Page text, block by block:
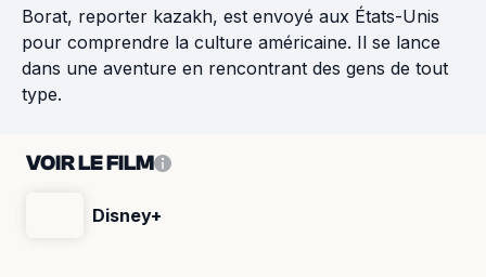
Borat, reporter kazakh, est envoyé aux États-Unis
pour comprendre la culture américaine. Il se lance
dans une aventure en rencontrant des gens de tout
type.
VOIR LE FILM
Disney+